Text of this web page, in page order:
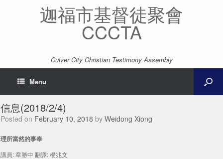
迦福市基督徒聚會
CCCTA
Culver City Christian Testimony Assembly
Menu
信息(2018/2/4)
Posted on February 10, 2018 by Weidong Xiong
理所當然的事奉
講員: 章勝中 翻譯: 楊兆文